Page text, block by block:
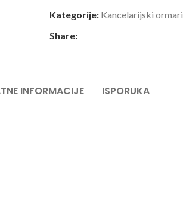
Kategorije: Kancelarijski ormari
Share:
INFORMACIJE ISPORUKA